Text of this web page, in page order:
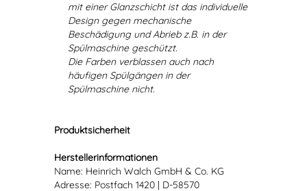
mit einer Glanzschicht ist das individuelle
Design gegen mechanische
Beschädigung und Abrieb z.B. in der
Spülmaschine geschützt.
Die Farben verblassen auch nach
häufigen Spülgängen in der
Spülmaschine nicht.
Produktsicherheit
Herstellerinformationen
Name: Heinrich Walch GmbH & Co. KG
Adresse: Postfach 1420 | D-58570